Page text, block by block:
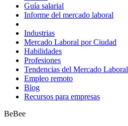
Guía salarial
Informe del mercado laboral
Industrias
Mercado Laboral por Ciudad
Habilidades
Profesiones
Tendencias del Mercado Laboral
Empleo remoto
Blog
Recursos para empresas
BeBee